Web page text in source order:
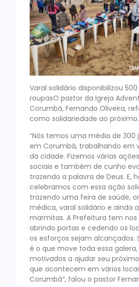
Varal solidário disponibilizou
roupasO pastor da Igreja
Corumbá, Fernando Oliveira,
como solidariedade ao próximo.
“Nós temos uma média de 300
em Corumbá, trabalhando em
da cidade. Fizemos várias
sociais e também de cunho
trazendo a palavra de Deus. E,
celebramos com essa ação
trazendo uma feira de saúde,
médica, varal solidário e ainda
marmitas. A Prefeitura tem nos
abrindo portas e cedendo os
os esforços sejam alcançados.
é o que move toda essa
motivados a ajudar seu
que acontecem em vários
Corumbá”, falou o pastor